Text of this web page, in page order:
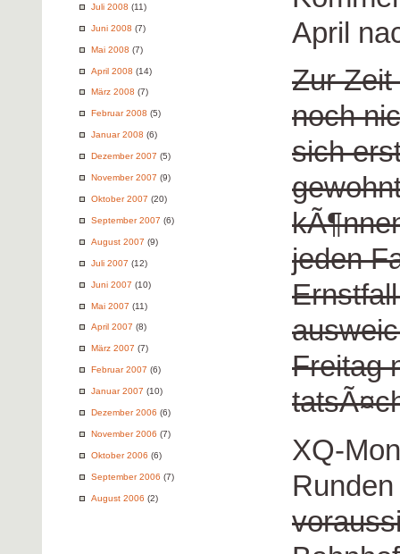
Juli 2008 (11)
Juni 2008 (7)
Mai 2008 (7)
April 2008 (14)
März 2008 (7)
Februar 2008 (5)
Januar 2008 (6)
Dezember 2007 (5)
November 2007 (9)
Oktober 2007 (20)
September 2007 (6)
August 2007 (9)
Juli 2007 (12)
Juni 2007 (10)
Mai 2007 (11)
April 2007 (8)
März 2007 (7)
Februar 2007 (6)
Januar 2007 (10)
Dezember 2006 (6)
November 2006 (7)
Oktober 2006 (6)
September 2006 (7)
August 2006 (2)
April
Zur
noch
sich
jeden
Freitag
XQ-